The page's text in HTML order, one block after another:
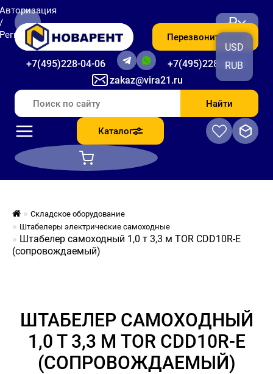
zakaz@vira21.ru
+7(495)228-04-06 +7(495)228-06-56
Перезвоните мне
₽
USD
RUB
Найти
Каталог
Складское оборудование
Штабелеры электрические самоходные
Штабелер самоходный 1,0 т 3,3 м TOR CDD10R-E
(сопровождаемый)
ШТАБЕЛЕР САМОХОДНЫЙ
1,0 Т 3,3 М TOR CDD10R-E
(СОПРОВОЖДАЕМЫЙ)